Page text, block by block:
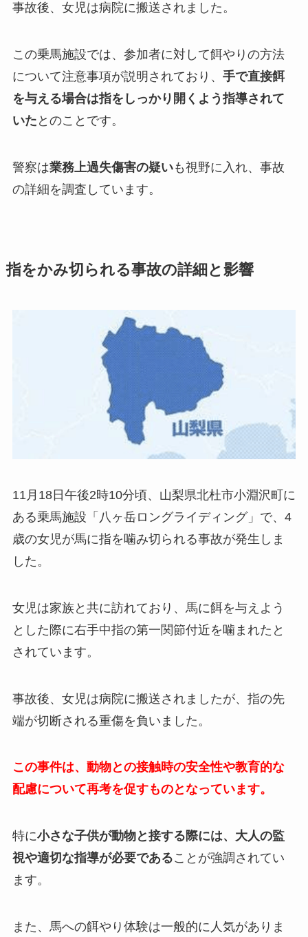
事故後、女児は病院に搬送されました。
この乗馬施設では、参加者に対して餌やりの方法
について注意事項が説明されており、 手で直接餌
を与える場合は指をしっかり開くよう指導されて
いた とのことです。
警察は業務上過失傷害の疑いも視野に入れ、事故
の詳細を調査しています。
指をかみ切られる事故の詳細と影響
11月18日午後2時10分頃、山梨県北杜市小淵沢町に
ある乗馬施設「八ヶ岳ロングライディング」で、4
歳の女児が馬に指を噛み切られる事故が発生しま
した。
女児は家族と共に訪れており、馬に餌を与えよう
とした際に右手中指の第一関節付近を噛まれたと
されています。
事故後、女児は病院に搬送されましたが、指の先
端が切断される重傷を負いました。
この事件は、動物との接触時の安全性や教育的な
配慮について再考を促すものとなっています。
特に小さな子供が動物と接する際には、大人の監
視や適切な指導が必要であることが強調されてい
ます。
また、馬への餌やり体験は一般的に人気がありま